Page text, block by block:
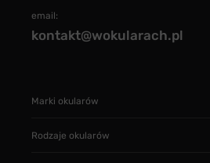
email:
kontakt@wokularach.pl
Marki okularów
Rodzaje okularów